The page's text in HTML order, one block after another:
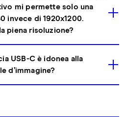
mi permette solo una
invece di 1920x1200.
piena risoluzione?
USB-C è idonea alla
d’immagine?